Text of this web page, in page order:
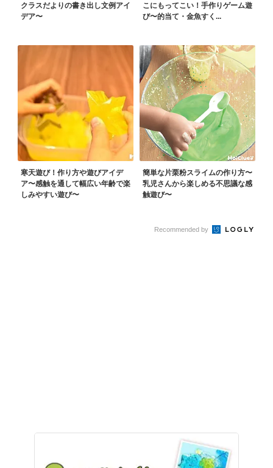
クラスだよりの書き出し文例アイ
デア〜
こにもってこい！手作りゲーム遊
び〜的当て・金魚すく...
寒天遊び！作り方や遊びアイデ
ア〜感触を通して幅広い年齢で楽
しみやすい遊び〜
簡単な片栗粉スライムの作り方〜
乳児さんから楽しめる不思議な感
触遊び〜
Recommended by